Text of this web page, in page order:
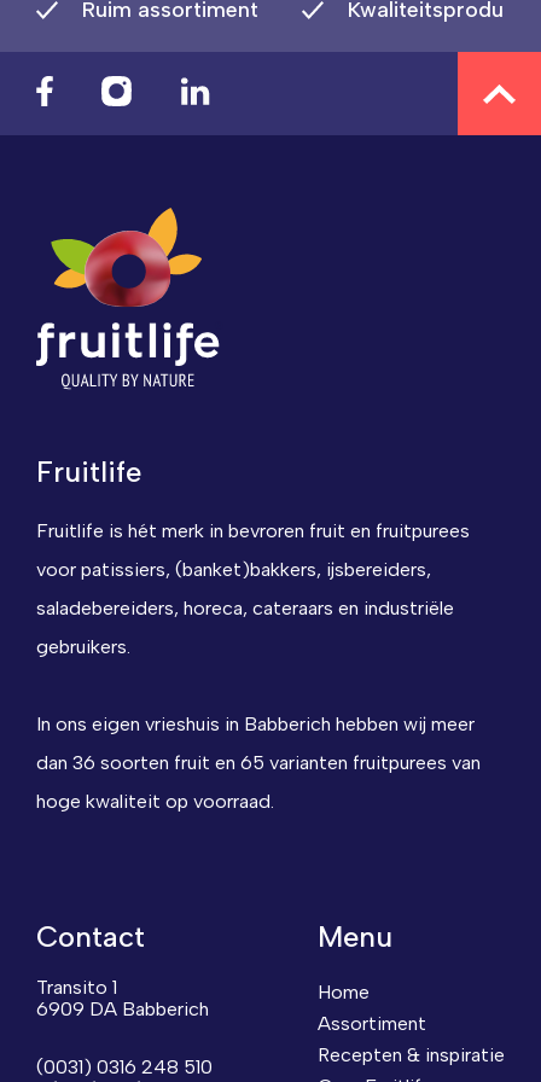
Ruim assortiment
Fruitlife
Fruitlife is hét merk in bevroren fruit en fruitpurees
voor patissiers, (banket)bakkers, ijsbereiders,
saladebereiders, horeca, cateraars en industriële
gebruikers.
In ons eigen vrieshuis in Babberich hebben wij meer
dan 36 soorten fruit en 65 varianten fruitpurees van
hoge kwaliteit op voorraad.
Contact
Transito 1
6909 DA Babberich
(0031) 0316 248 510
Menu
Home
Assortiment
Recepten & inspiratie